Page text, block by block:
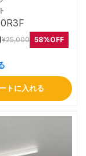
¥25,000 58%OFF
トに入れる